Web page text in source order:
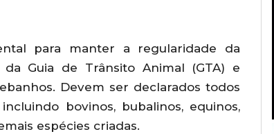
para manter a regularidade da
Guia de Trânsito Animal (GTA) e
Devem ser declarados todos
bovinos, bubalinos, equinos,
espécies criadas.